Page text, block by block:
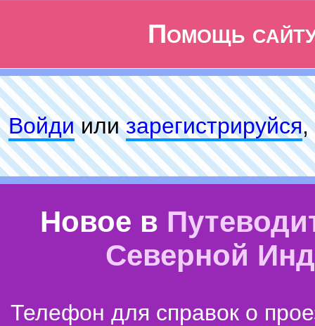
Помощь
Войдиилизарeгиcтpируйся,
Новое в
Северной
Телефон для справок о